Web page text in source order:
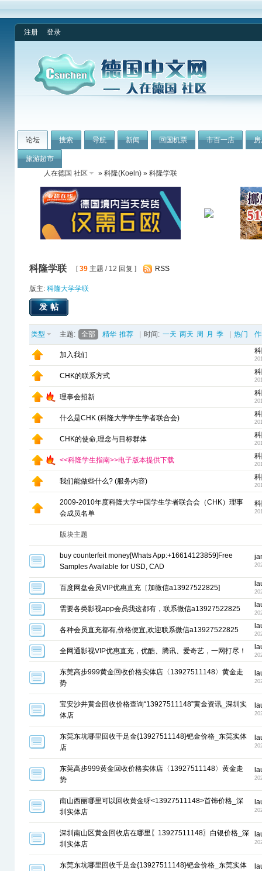
注册 登录
论坛 搜索 导航 新闻 回国机票 市百一店
旅游超市
人在德国 社区
» 科隆(Koeln) » 科隆学联
科隆学联 [39 主题 / 12 回复 ] RSS
版主: 科隆大学学联
发帖
类型 主题: 全部 精华 推荐 时间: 一天 两天 周 月 季 热门
加入我们
CHK的联系方式
理事会招新
什么是CHK (科隆大学学生学者联合会)
CHK的使命,理念与目标群体
<<科隆学生指南>>电子版本提供下载
我们能做些什么? (服务内容)
2009-2010年度科隆大学中国学生学者联合会（CHK）理事
会成员名单
版块主题
buy counterfeit money[Whats App:+16614123859]Free
Samples Available for USD, CAD
百度网盘会员VIP优惠直充［加微信a13927522825]
需要各类影视app会员我这都有，联系微信a13927522825
各种会员直充都有,价格便宜,欢迎联系微信a13927522825
全网通影视VIP优惠直充，优酷、腾讯、爱奇艺，一网打尽！
东莞高步999黄金回收价格实体店〈13927511148〉黄金走
势
宝安沙井黄金回收价格查询“13927511148”黄金资讯_深圳实
体店
东莞东坑哪里回收千足金{13927511148}钯金价格_东莞实体
店
东莞高步999黄金回收价格实体店〈13927511148〉黄金走
势
南山西丽哪里可以回收黄金呀<13927511148>首饰价格_深
圳实体店
深圳南山区黄金回收店在哪里〖13927511148〗白银价格_深
圳实体店
东莞东坑哪里回收千足金{13927511148}钯金价格_东莞实体